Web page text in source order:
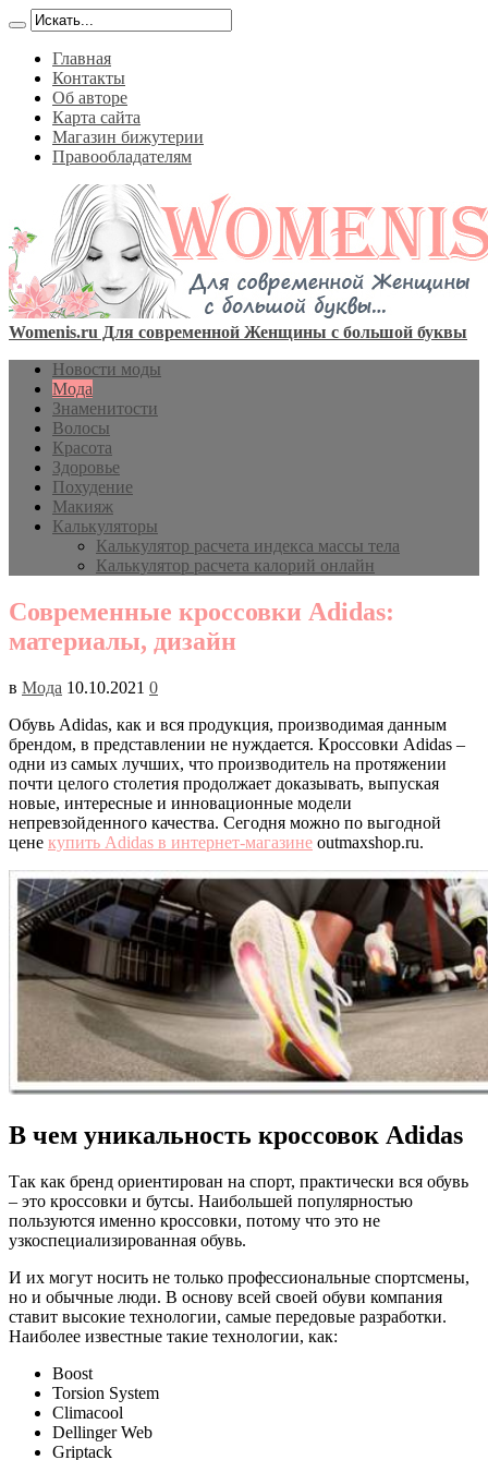
Главная
Контакты
Об авторе
Карта сайта
Магазин бижутерии
Правообладателям
Womenis.ru Для современной Женщины с большой буквы
Новости моды
Мода
Знаменитости
Волосы
Красота
Здоровье
Похудение
Макияж
Калькуляторы
Калькулятор расчета индекса массы тела
Калькулятор расчета калорий онлайн
Современные кроссовки Adidas:
материалы, дизайн
в Мода 10.10.2021 0
Обувь Adidas, как и вся продукция, производимая данным
брендом, в представлении не нуждается. Кроссовки Adidas –
одни из самых лучших, что производитель на протяжении
почти целого столетия продолжает доказывать, выпуская
новые, интересные и инновационные модели
непревзойденного качества. Сегодня можно по выгодной
цене купить Adidas в интернет-магазине outmaxshop.ru.
В чем уникальность кроссовок Adidas
Так как бренд ориентирован на спорт, практически вся обувь
– это кроссовки и бутсы. Наибольшей популярностью
пользуются именно кроссовки, потому что это не
узкоспециализированная обувь.
И их могут носить не только профессиональные спортсмены,
но и обычные люди. В основу всей своей обуви компания
ставит высокие технологии, самые передовые разработки.
Наиболее известные такие технологии, как:
Boost
Torsion System
Climacool
Dellinger Web
Griptack